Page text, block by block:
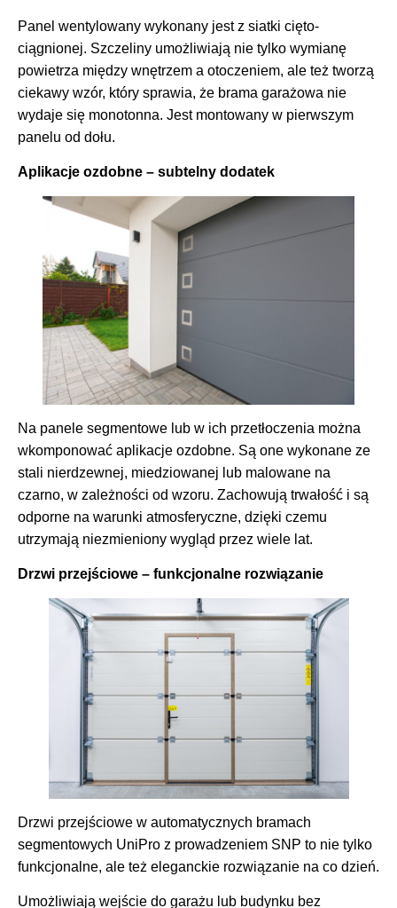
Panel wentylowany wykonany jest z siatki cięto-
ciągnionej. Szczeliny umożliwiają nie tylko wymianę
powietrza między wnętrzem a otoczeniem, ale też tworzą
ciekawy wzór, który sprawia, że brama garażowa nie
wydaje się monotonna. Jest montowany w pierwszym
panelu od dołu.
Aplikacje ozdobne – subtelny dodatek
Na panele segmentowe lub w ich przetłoczenia można
wkomponować aplikacje ozdobne. Są one wykonane ze
stali nierdzewnej, miedziowanej lub malowane na
czarno, w zależności od wzoru. Zachowują trwałość i są
odporne na warunki atmosferyczne, dzięki czemu
utrzymają niezmieniony wygląd przez wiele lat.
Drzwi przejściowe – funkcjonalne rozwiązanie
Drzwi przejściowe w automatycznych bramach
segmentowych UniPro z prowadzeniem SNP to nie tylko
funkcjonalne, ale też eleganckie rozwiązanie na co dzień.
Umożliwiają wejście do garażu lub budynku bez